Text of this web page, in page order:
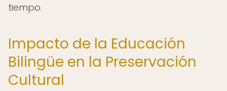
tiempo.
Impacto de la Educación
Bilingüe en la Preservación
Cultural